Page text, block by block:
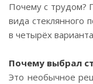
Почему с трудом?
вида стеклянного
в четырёх
Почему выбрал
Это необычное